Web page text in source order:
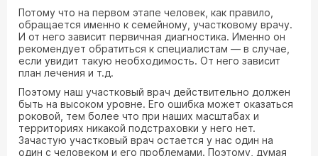
Потому что на первом этапе человек, как правило,
обращается именно к семейному, участковому врачу.
И от него зависит первичная диагностика. Именно он
рекомендует обратиться к специалистам — в случае,
если увидит такую необходимость. От него зависит
план лечения и т.д.
Поэтому наш участковый врач действительно должен
быть на высоком уровне. Его ошибка может оказаться
роковой, тем более что при наших масштабах и
территориях никакой подстраховки у него нет.
Зачастую участковый врач остается у нас один на
один с человеком и его проблемами. Поэтому, думая